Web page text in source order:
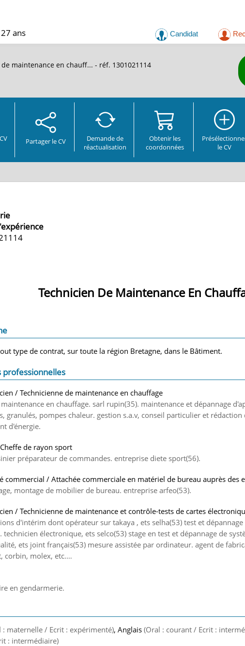
ans Candidat
maintenance en chauff... - réf. 1301021114
Partager le CV
Demande de
réactualisation
Obtenir les
coordonnées
le CV
Technicien De Maintenance En
type de contrat, sur toute la région Bretagne, dans le Bâtiment.
professionnelles
/ Technicienne de maintenance en chauffage
en chauffage. sarl rupin(35). maintenance et dépannage
granulés, pompes chaleur. gestion s.a.v, conseil particulier et
d'énergie.
de rayon sport
préparateur de commandes. entreprise diete sport(56).
commercial / Attachée commerciale en matériel de bureau auprès des
montage de mobilier de bureau. entreprise arfeo(53).
/ Technicienne de maintenance et contrôle-tests de cartes
d'intérim dont opérateur sur takaya , ets selha(53) test et dépannage
technicien électronique, ets selco(53) stage en test et dépannage de
ets joint français(53) mesure assistée par ordinateur. agent de
corbin, molex, etc.…
en gendarmerie.
: maternelle / Ecrit : expérimenté), Anglais (Oral : courant / Ecrit :
: intermédiaire)